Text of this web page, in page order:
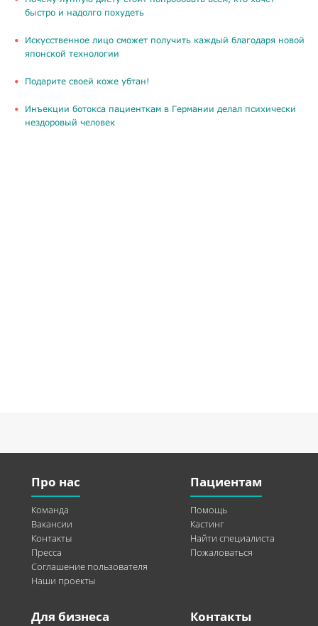
быстро и надолго похудеть
Искусственное лицо сможет получить каждый благодаря новой
японской технологии
Подарите своей коже убтан!
Инъекции ботокса пациенткам в Германии делал психически
нездоровый человек
Про нас
Команда
Вакансии
Контакты
Пресса
Соглашение пользователя
Наши проекты
Пациентам
Помощь
Кастинг
Найти специалиста
Пожаловаться
Для бизнеса Контакты